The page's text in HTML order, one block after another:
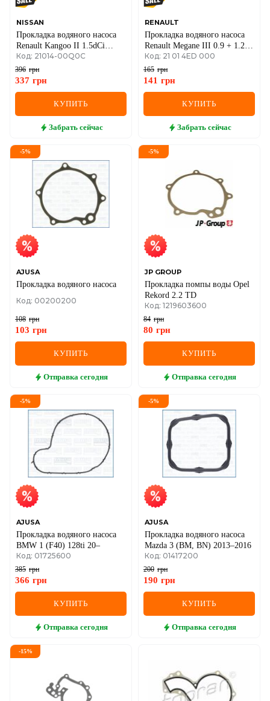
NISSAN
Прокладка водяного насоса
Renault Kangoo II 1.5dCi
(K9K 808, 816, 608, 636) /
1.5dCi (K9K 612, 626)
Код: 21014-00Q0C
396 грн
337 грн
КУПИТЬ
Забрать сейчас
RENAULT
Прокладка водяного насоса
Renault Megane III 0.9 + 1.2 +
1.4
Код: 21 01 4ED 000
165 грн
141 грн
КУПИТЬ
Забрать сейчас
-5%
AJUSA
Прокладка водяного насоса
Код: 00200200
108 грн
103 грн
КУПИТЬ
Отправка сегодня
-5%
JP GROUP
Прокладка помпы воды Opel
Rekord 2.2 TD
Код: 1219603600
84 грн
80 грн
КУПИТЬ
Отправка сегодня
-5%
AJUSA
Прокладка водяного насоса
BMW 1 (F40) 128ti 20–
Код: 01725600
385 грн
366 грн
КУПИТЬ
Отправка сегодня
-5%
AJUSA
Прокладка водяного насоса
Mazda 3 (BM, BN) 2013–2016
Код: 01417200
200 грн
190 грн
КУПИТЬ
Отправка сегодня
-15%